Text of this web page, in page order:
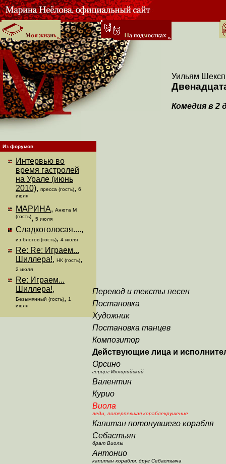
Из форумов
Интервью во
время гастролей
на Урале (июнь
2010), пресса (гость), 6
июля
МАРИНА, Анюта М
(гость), 5 июля
Сладкоголосая....,
из блогов (гость), 4 июля
Re: Re: Играем...
Шиллера!, НК (гость),
2 июля
Re: Играем...
Шиллера!,
Безымянный (гость), 1
июля
Уильям
Комедия в 2
Перевод и тексты песен
Постановка
Художник
Постановка танцев
Композитор
Действующие лица и
Орсино
герцог Иллирийский
Валентин
Курио
Виола
леди, потерпевшая кораблекрушение
Капитан потонувшего корабля
Себастьян
брат Виолы
Антонио
капитан корабля, друг Себастьяна